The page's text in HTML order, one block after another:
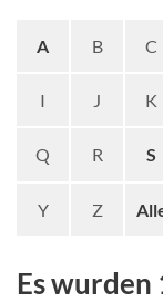
A B C
I J K
Q R S
Y Z
Es